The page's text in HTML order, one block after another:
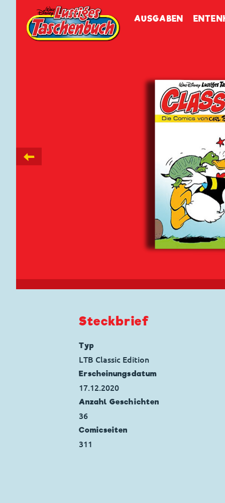
AUSGABEN
←
Steckbrief
Typ
LTB Classic Edition
Erscheinungs­datum
17.12.2020
Anzahl Geschichten
36
Comicseiten
311